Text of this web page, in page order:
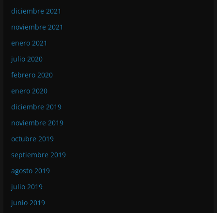
diciembre 2021
noviembre 2021
enero 2021
julio 2020
febrero 2020
enero 2020
diciembre 2019
noviembre 2019
octubre 2019
septiembre 2019
agosto 2019
julio 2019
junio 2019